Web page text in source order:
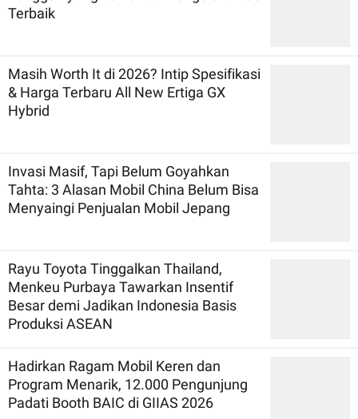
Terbaik
Masih Worth It di 2026? Intip Spesifikasi
& Harga Terbaru All New Ertiga GX
Hybrid
Invasi Masif, Tapi Belum Goyahkan
Tahta: 3 Alasan Mobil China Belum Bisa
Menyaingi Penjualan Mobil Jepang
Rayu Toyota Tinggalkan Thailand,
Menkeu Purbaya Tawarkan Insentif
Besar demi Jadikan Indonesia Basis
Produksi ASEAN
Hadirkan Ragam Mobil Keren dan
Program Menarik, 12.000 Pengunjung
Padati Booth BAIC di GIIAS 2026